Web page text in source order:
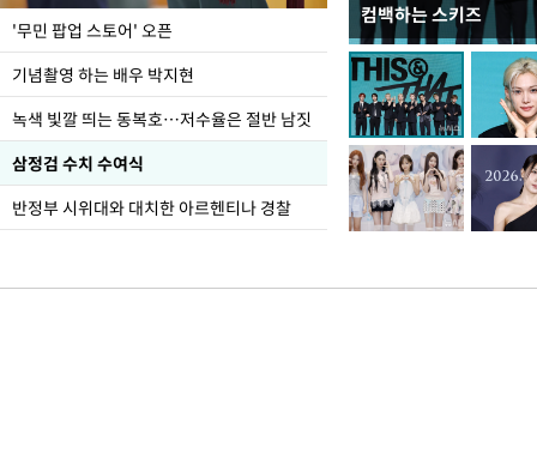
'무민 팝업 스토어' 오픈
기념촬영 하는 배우 박지현
녹색 빛깔 띄는 동복호…저수율은 절반 남짓
삼정검 수치 수여식
반정부 시위대와 대치한 아르헨티나 경찰
컴백하는 스키즈
지석천 뒤덮은 개구리